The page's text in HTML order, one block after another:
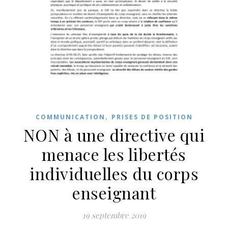
COMMUNICATION , PRISES DE POSITION
NON à une directive qui
menace les libertés
individuelles du corps
enseignant
19 septembre 2019